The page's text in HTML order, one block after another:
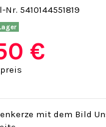
Nr. 5410144551819
€
mit dem Bild